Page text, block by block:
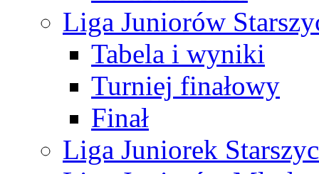
Liga Juniorów
Tabela i wyniki
Turniej finałowy
Finał
Liga Juniorek